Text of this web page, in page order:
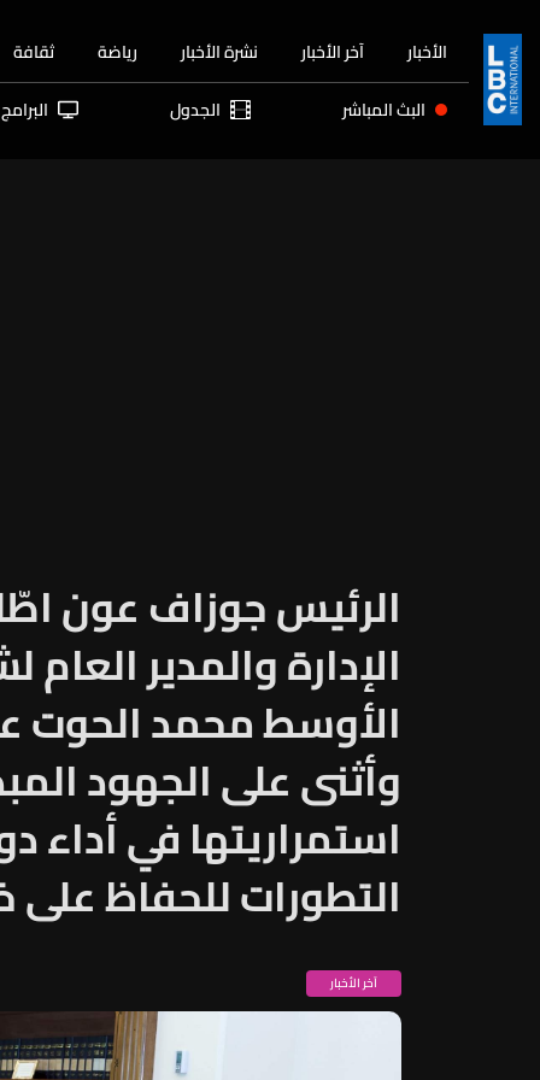
الأخبار آخر الأخبار نشرة الأخبار رياضة
ثقافة
البث المباشر
الجدول البرامج
الرئيس جوزاف عون
الإدارة والمدير
الأوسط محمد الحوت
وأثنى على الجهود
استمراريتها في أداء
التطورات للحفاظ على
آخر الأخبار